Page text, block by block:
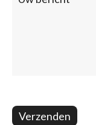
Verzenden